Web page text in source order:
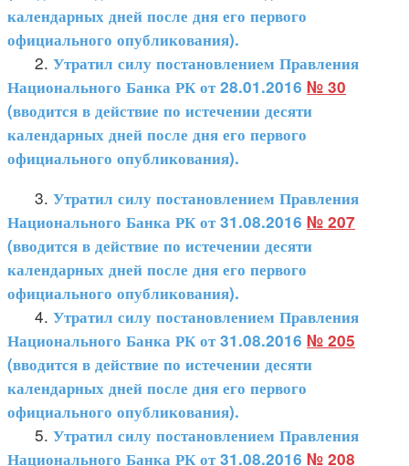
календарных дней после дня его первого
официального опубликования).
2. Утратил силу постановлением Правления
Национального Банка РК от 28.01.2016 № 30
(вводится в действие по истечении десяти
календарных дней после дня его первого
официального опубликования).
3. Утратил силу постановлением Правления
Национального Банка РК от 31.08.2016 № 207
(вводится в действие по истечении десяти
календарных дней после дня его первого
официального опубликования).
4. Утратил силу постановлением Правления
Национального Банка РК от 31.08.2016 № 205
(вводится в действие по истечении десяти
календарных дней после дня его первого
официального опубликования).
5. Утратил силу постановлением Правления
Национального Банка РК от 31.08.2016 № 208